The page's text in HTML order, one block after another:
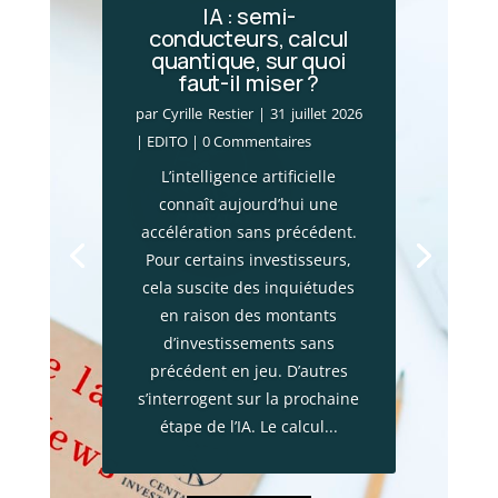
IA : semi-
conducteurs, calcul
quantique, sur quoi
faut-il miser ?
parCyrille Restier|31 juillet 2026
| EDITO| 0 Commentaires
L’intelligence artificielle
connaît aujourd’hui une
accélération sans précédent.
Pour certains investisseurs,
cela suscite des inquiétudes
en raison des montants
d’investissements sans
précédent en jeu. D’autres
s’interrogent sur la prochaine
étape de l’IA. Le calcul...